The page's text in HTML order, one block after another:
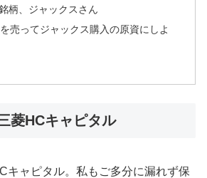
柄、ジャックスさん
売ってジャックス購入の原資にしよ
菱HCキャピタル
キャピタル。私もご多分に漏れず保